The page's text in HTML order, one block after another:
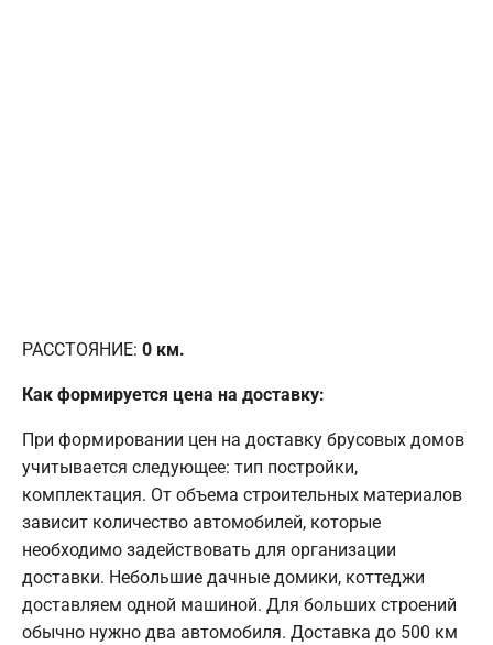
РАССТОЯНИЕ: 0 км.
Как формируется цена на доставку:
При формировании цен на доставку брусовых домов
учитывается следующее: тип постройки,
комплектация. От объема строительных материалов
зависит количество автомобилей, которые
необходимо задействовать для организации
доставки. Небольшие дачные домики, коттеджи
доставляем одной машиной. Для больших строений
обычно нужно два автомобиля. Доставка до 500 км